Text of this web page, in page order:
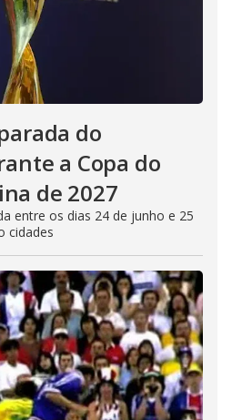
do
a Copa do
de 2027
entre os dias 24 de junho e 25
cidades